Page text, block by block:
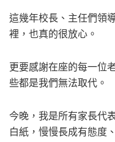
這幾年校長、主任們領
裡，也真的很放心。
更要感謝在座的每一位
些都是我們無法取代。
今晚，我是所有家長代
白紙，慢慢長成有態度